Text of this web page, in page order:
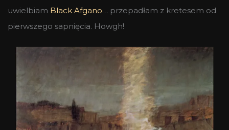
uwielbiam Black Afgano… przepadłam z kretesem od
pierwszego sapnięcia. Howgh!